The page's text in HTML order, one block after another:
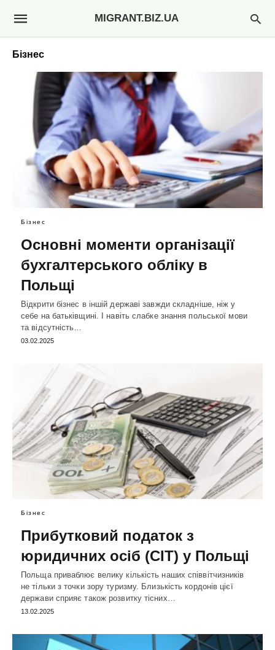
MIGRANT.BIZ.UA
Бізнес
Бізнес
Основні моменти організації
бухгалтерського обліку в
Польщі
Відкрити бізнес в іншій державі завжди складніше, ніж у
себе на батьківщині. І навіть слабке знання польської мови
та відсутність…
03.02.2025
Бізнес
Прибутковий податок з
юридичних осіб (CIT) у Польщі
Польща приваблює велику кількість наших співвітчизників
не тільки з точки зору туризму. Близькість кордонів цієї
держави сприяє також розвитку тісних…
13.02.2025